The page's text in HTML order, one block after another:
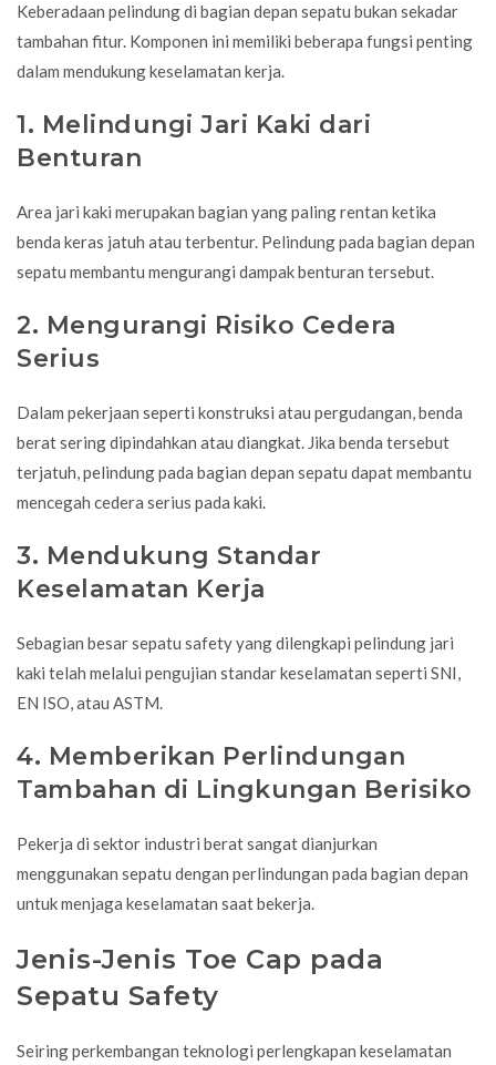
Keberadaan pelindung di bagian depan sepatu bukan sekadar
tambahan fitur. Komponen ini memiliki beberapa fungsi penting
dalam mendukung keselamatan kerja.
1. Melindungi Jari Kaki dari
Benturan
Area jari kaki merupakan bagian yang paling rentan ketika
benda keras jatuh atau terbentur. Pelindung pada bagian depan
sepatu membantu mengurangi dampak benturan tersebut.
2. Mengurangi Risiko Cedera
Serius
Dalam pekerjaan seperti konstruksi atau pergudangan, benda
berat sering dipindahkan atau diangkat. Jika benda tersebut
terjatuh, pelindung pada bagian depan sepatu dapat membantu
mencegah cedera serius pada kaki.
3. Mendukung Standar
Keselamatan Kerja
Sebagian besar sepatu safety yang dilengkapi pelindung jari
kaki telah melalui pengujian standar keselamatan seperti SNI,
EN ISO, atau ASTM.
4. Memberikan Perlindungan
Tambahan di Lingkungan Berisiko
Pekerja di sektor industri berat sangat dianjurkan
menggunakan sepatu dengan perlindungan pada bagian depan
untuk menjaga keselamatan saat bekerja.
Jenis-Jenis Toe Cap pada
Sepatu Safety
Seiring perkembangan teknologi perlengkapan keselamatan